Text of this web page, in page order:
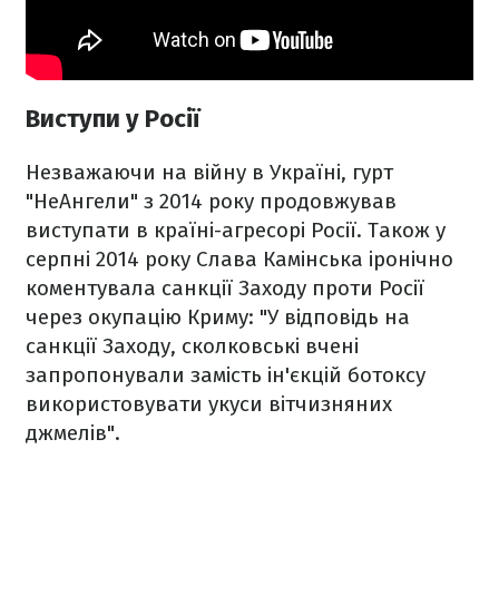
Виступи у Росії
Незважаючи на війну в Україні, гурт
"НеАнгели" з 2014 року продовжував
виступати в країні-агресорі Росії. Також у
серпні 2014 року Слава Камінська іронічно
коментувала санкції Заходу проти Росії
через окупацію Криму: "У відповідь на
санкції Заходу, сколковські вчені
запропонували замість ін'єкцій ботоксу
використовувати укуси вітчизняних
джмелів".